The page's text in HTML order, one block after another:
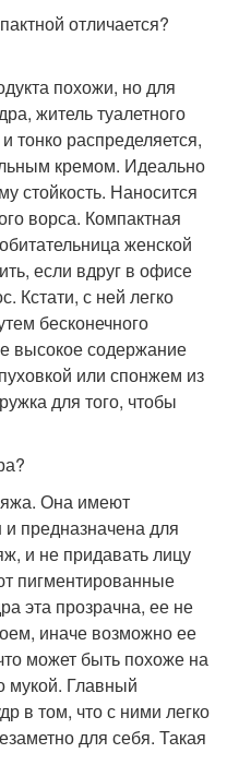
отличается?
похожи, но для
житель туалетного
тонко распределяется,
кремом. Идеально
стойкость. Наносится
ворса. Компактная
женской
если вдруг в офисе
Кстати, с ней легко
бесконечного
высокое содержание
или спонжем из
для того, чтобы
Она имеют
предназначена для
и не придавать лицу
пигментированные
эта прозрачна, ее не
иначе возможно ее
может быть похоже на
мукой. Главный
в том, что с ними легко
для себя. Такая